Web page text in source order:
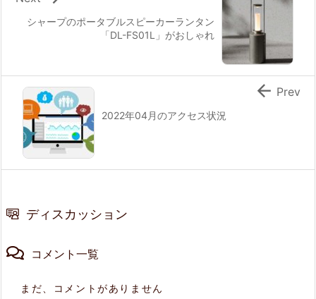
シャープのポータブルスピーカーランタン
「DL-FS01L」がおしゃれ
2022年04月のアクセス状況
 Prev
ディスカッション
コメント一覧
まだ、コメントがありません